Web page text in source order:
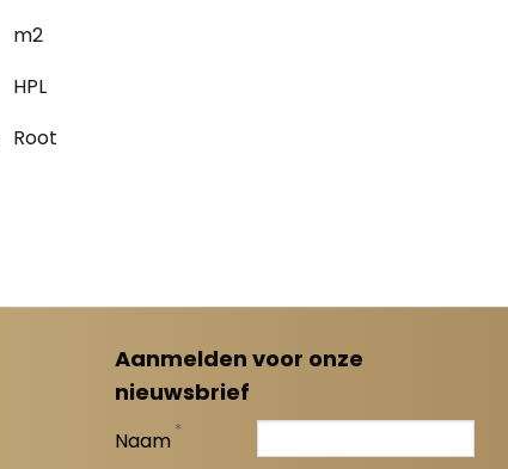
m2
HPL
Root
Aanmelden voor onze
nieuwsbrief
Naam *